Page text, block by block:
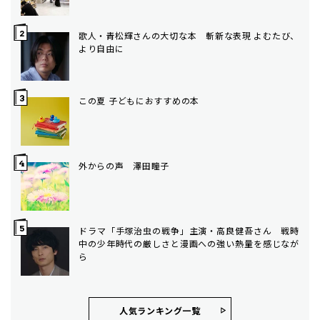
歌人・青松輝さんの大切な本 斬新な表現 よむたび、
より自由に
この夏 子どもにおすすめの本
外からの声 澤田瞳子
ドラマ「手塚治虫の戦争」主演・高良健吾さん 戦時
中の少年時代の厳しさと漫画への強い熱量を感じなが
ら
人気ランキング⼀覧